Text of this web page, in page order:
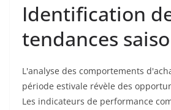
Identification
tendances
L'analyse des comportements
période estivale révèle des
Les indicateurs de performance